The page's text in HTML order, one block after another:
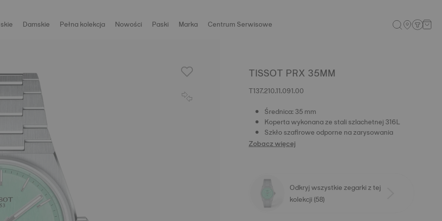
Damskie Pełna kolekcja Nowości Paski Marka Centrum Serwisowe
TISSOT PRX 35MM
T137.210.11.091.00
Średnica: 35 mm
Koperta wykonana ze stali szlachetnej 316L
Szkło szafirowe odporne na zarysowania
Zobacz więcej
Odkryj wszystkie zegarki z tej
kolekcji (58)